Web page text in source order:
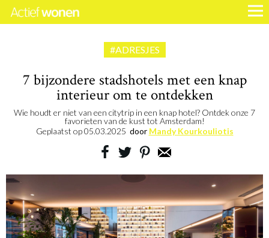
#ADRESJES
7 bijzondere stadshotels met een knap
interieur om te ontdekken
Wie houdt er niet van een citytrip in een knap hotel? Ontdek onze 7
favorieten van de kust tot Amsterdam!
Geplaatst op05.03.2025 door Mandy Kourkouliotis